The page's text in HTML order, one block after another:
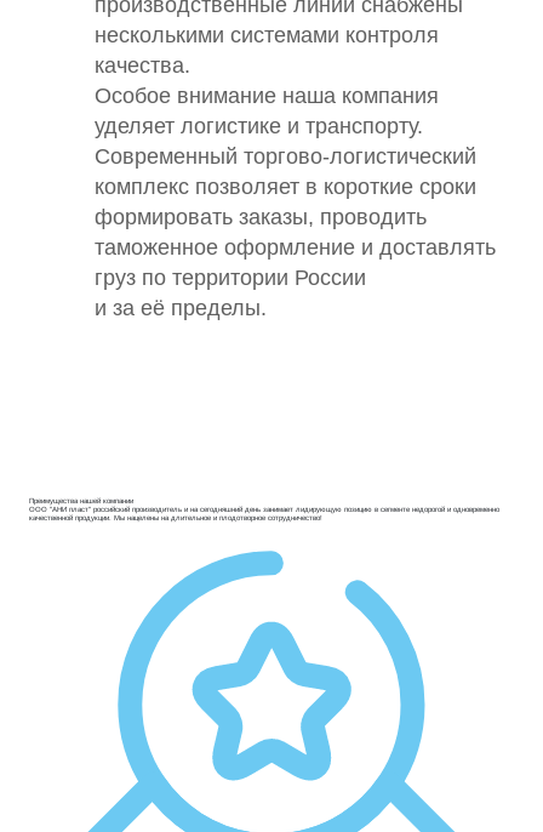
несколькими системами контроля
качества.
Особое внимание наша компания
уделяет логистике и транспорту.
Современный торгово-логистический
комплекс позволяет в короткие сроки
формировать заказы, проводить
таможенное оформление и доставлять
груз по территории России
и за её пределы.
Преимущества нашей компании
ООО "АНИ пласт" российский производитель и на сегодняшний день занимает лидирующую позицию в сегменте недорогой и одновременно
качественной продукции. Мы нацелены на длительное и плодотворное сотрудничество!